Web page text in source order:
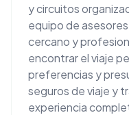
y circuitos
equipo de
cercano y
encontrar el viaje
preferencias y
seguros de viaje y
experiencia